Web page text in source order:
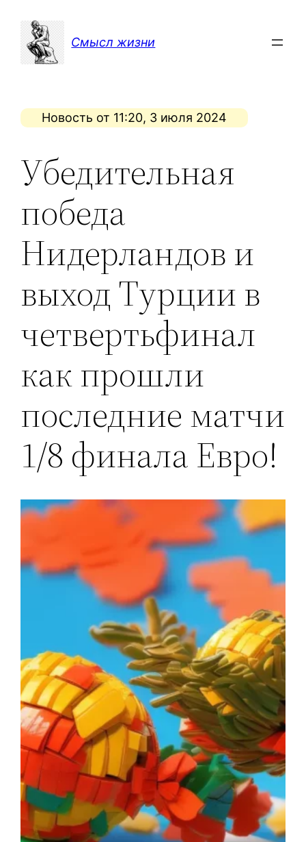
содержимому
Смысл жизни
Новость от 11:20, 3 июля 2024
Убедительная
победа
Нидерландов и
выход Турции в
четвертьфинал
как прошли
последние матчи
1/8 финала Евро!